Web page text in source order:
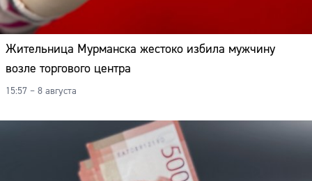
Жительница Мурманска жестоко избила мужчину
возле торгового центра
15:57 – 8 августа